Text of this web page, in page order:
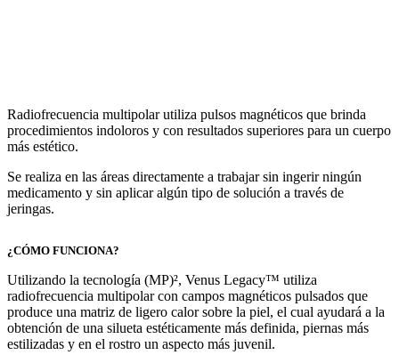
Radiofrecuencia multipolar utiliza pulsos magnéticos que brinda
procedimientos indoloros y con resultados superiores para un cuerpo
más estético.
Se realiza en las áreas directamente a trabajar sin ingerir ningún
medicamento y sin aplicar algún tipo de solución a través de
jeringas.
¿CÓMO FUNCIONA?
Utilizando la tecnología (MP)², Venus Legacy™ utiliza
radiofrecuencia multipolar con campos magnéticos pulsados que
produce una matriz de ligero calor sobre la piel, el cual ayudará a la
obtención de una silueta estéticamente más definida, piernas más
estilizadas y en el rostro un aspecto más juvenil.